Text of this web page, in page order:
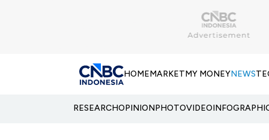
HOMEMARKETMY MONEYNEWS
RESEARCHOPINIONPHOTOVIDEO